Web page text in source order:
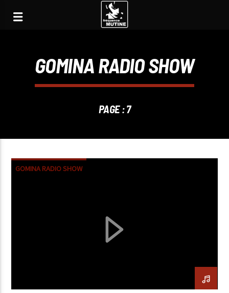
GOMINA RADIO SHOW
PAGE : 7
GOMINA RADIO SHOW